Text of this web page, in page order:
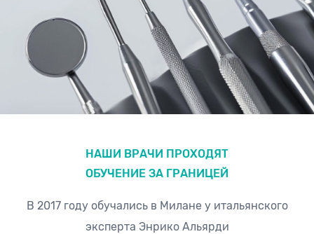
НАШИ ВРАЧИ ПРОХОДЯТ
ОБУЧЕНИЕ ЗА ГРАНИЦЕЙ
В 2017 году обучались в Милане у итальянского
эксперта Энрико Альярди